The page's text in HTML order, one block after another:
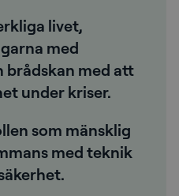
livet,
med
brådskan med att
under kriser.
som mänsklig
med teknik